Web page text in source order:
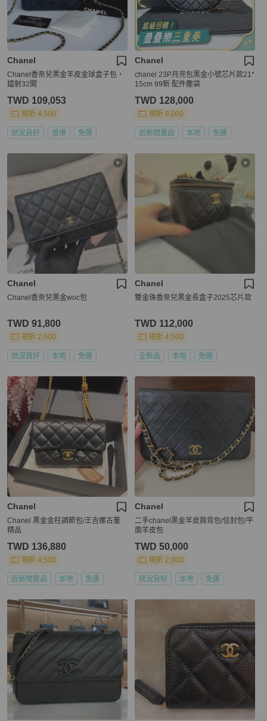
Chanel
Chanel香奈兒黑金羊皮金球盒子包，
鐳射32開
TWD 109,053
現折 4,500
狀況良好 香港 免運
Chanel
chanel 23P月亮包黑金小號芯片款21*
15cm 99新 配件塵袋
TWD 128,000
現折 8,000
近新閒置品 本地 免運
Chanel
Chanel香奈兒黑金woc包
TWD 91,800
現折 2,000
狀況良好 本地 免運
Chanel
雙金珠香奈兒黑金長盒子2025芯片款
TWD 112,000
現折 4,500
全新品 本地 免運
Chanel
Chanel 黑金金柱調節包/王吉娜古董
精品
TWD 136,880
現折 4,500
近新閒置品 本地 免運
Chanel
二手chanel黑金羊皮肩背包/信封包/平
面羊皮包
TWD 50,000
現折 2,000
狀況良好 本地 免運